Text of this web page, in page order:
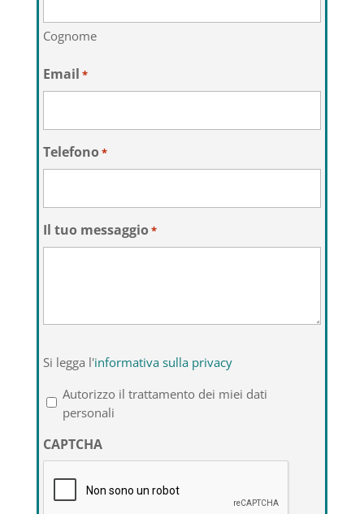
Cognome
Email *
Telefono*
Il tuo messaggio*
legga
l'informativa
sulla
privacy
*
Si legga l'informativa sulla privacy
Autorizzo il trattamento dei miei dati
personali
CAPTCHA